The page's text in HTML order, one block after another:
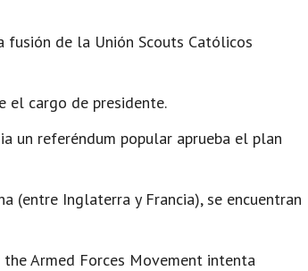
fusión de la Unión Scouts Católicos
el cargo de presidente.
un referéndum popular aprueba el plan
(entre Inglaterra y Francia), se encuentran
Armed Forces Movement intenta